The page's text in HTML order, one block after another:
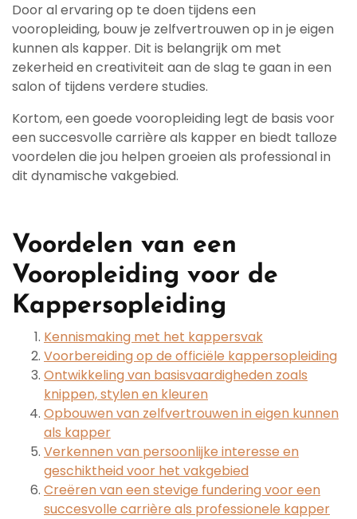
Door al ervaring op te doen tijdens een
vooropleiding, bouw je zelfvertrouwen op in je eigen
kunnen als kapper. Dit is belangrijk om met
zekerheid en creativiteit aan de slag te gaan in een
salon of tijdens verdere studies.
Kortom, een goede vooropleiding legt de basis voor
een succesvolle carrière als kapper en biedt talloze
voordelen die jou helpen groeien als professional in
dit dynamische vakgebied.
Voordelen van een
Vooropleiding voor de
Kappersopleiding
Kennismaking met het kappersvak
Voorbereiding op de officiële kappersopleiding
Ontwikkeling van basisvaardigheden zoals
knippen, stylen en kleuren
Opbouwen van zelfvertrouwen in eigen kunnen
als kapper
Verkennen van persoonlijke interesse en
geschiktheid voor het vakgebied
Creëren van een stevige fundering voor een
succesvolle carrière als professionele kapper